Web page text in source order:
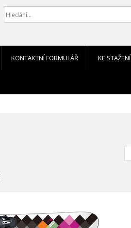
KONTAKTNÍ FORMULÁŘ KE STAŽENÍ